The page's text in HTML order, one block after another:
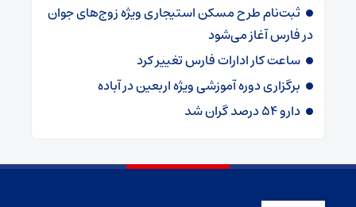
ثبت‌نام طرح مسکن استیجاری ویژه زوج‌های جوان
در فارس آغاز می‌شود
ساعت کار ادارات فارس تغییر کرد
برگزاری دوره آموزشی ویژه اربعین در آباده
دارو ۵۴ درصد گران شد